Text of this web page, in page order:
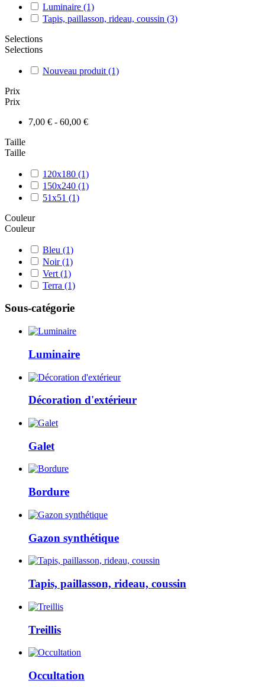
Luminaire (1)
Tapis, paillasson, rideau, coussin (3)
Selections
Selections
Nouveau produit (1)
Prix
Prix
7,00 € - 60,00 €
Taille
Taille
120x180 (1)
150x240 (1)
51x51 (1)
Couleur
Couleur
Bleu (1)
Noir(1)
Vert (1)
Terra (1)
Sous-catégorie
Luminaire
Décoration d'extérieur
Galet
Bordure
Gazon synthétique
Tapis, paillasson, rideau, coussin
Treillis
Occultation